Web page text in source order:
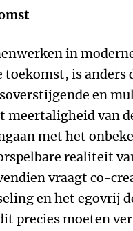
in
toekomst, is anders
en
meertaligheid van
met het
realiteit
vraagt co-
en het egovrij
precies moeten